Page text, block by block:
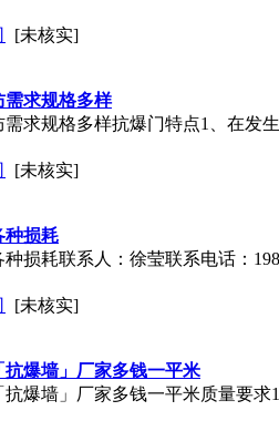
[未核实]
需求规格多样
求规格多样抗爆门特点1、在发
[未核实]
种损耗
损耗联系人：徐莹联系电话：
[未核实]
爆墙」厂家多钱一平米
爆墙」厂家多钱一平米质量要